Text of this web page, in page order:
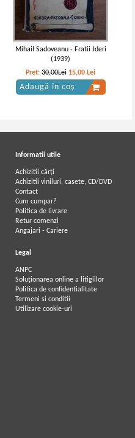
Mihail Sadoveanu - Fratii Jderi
(1939)
Pret:30,00Lei 15,00 Lei
Adaugă în coș
Informatii utile
Achizitii cărți
Achizitii viniluri, casete, CD/DVD
Contact
Cum cumpar?
Politica de livrare
Retur comenzi
Angajari - Cariere
Legal
ANPC
Soluționarea online a litigiilor
Politica de confidentialitate
Termeni si conditii
Utilizare cookie-uri